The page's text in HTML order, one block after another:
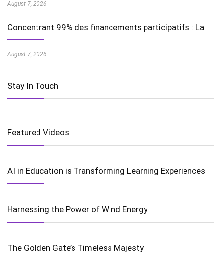
August 7, 2026
Concentrant 99% des financements participatifs : La
August 7, 2026
Stay In Touch
Featured Videos
AI in Education is Transforming Learning Experiences
Harnessing the Power of Wind Energy
The Golden Gate’s Timeless Majesty